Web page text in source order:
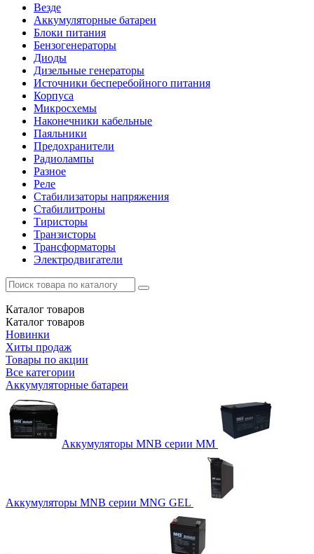
Везде
Аккумуляторные батареи
Блоки питания
Бензогенераторы
Диоды
Дизельные генераторы
Источники бесперебойного питания
Корпуса
Микросхемы
Наконечники кабельные
Паяльники
Предохранители
Радиолампы
Разное
Реле
Стабилизаторы напряжения
Стабилитроны
Тиристоры
Транзисторы
Трансформаторы
Электродвигатели
Каталог товаров
Каталог товаров
Новинки
Хиты продаж
Товары по акции
Все категории
Аккумуляторные батареи
Аккумуляторы MNB серии MM
Аккумуляторы MNB серии MNG GEL